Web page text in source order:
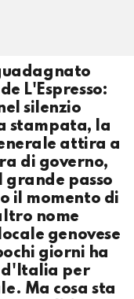
L'Espresso:
silenzio
stampata, la
attira a
di governo,
grande passo
il momento di
nome
genovese
giorni ha
per
Ma cosa sta